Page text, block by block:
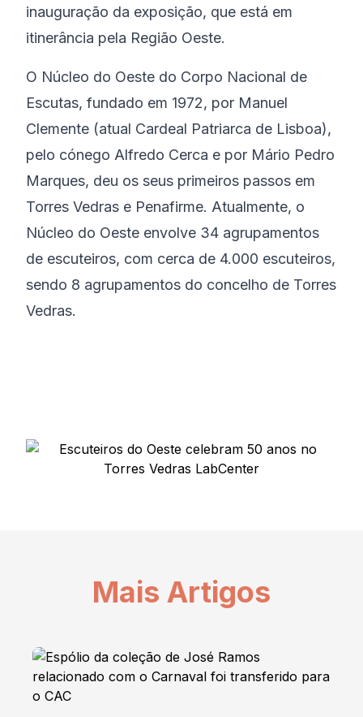
inauguração da exposição, que está em
itinerância pela Região Oeste.
O Núcleo do Oeste do Corpo Nacional de
Escutas, fundado em 1972, por Manuel
Clemente (atual Cardeal Patriarca de Lisboa),
pelo cónego Alfredo Cerca e por Mário Pedro
Marques, deu os seus primeiros passos em
Torres Vedras e Penafirme. Atualmente, o
Núcleo do Oeste envolve 34 agrupamentos
de escuteiros, com cerca de 4.000 escuteiros,
sendo 8 agrupamentos do concelho de Torres
Vedras.
Mais Artigos